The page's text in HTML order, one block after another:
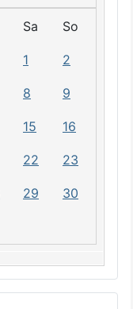
Sa So
1 2
8 9
15 16
22 23
29 30